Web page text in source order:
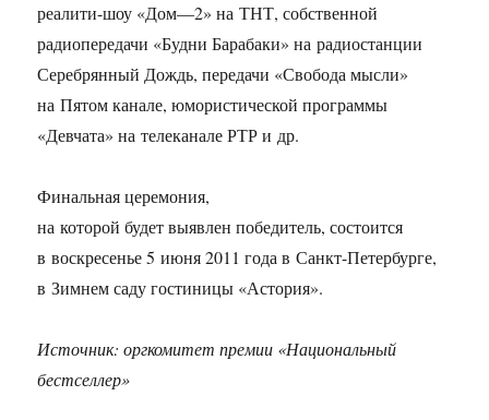
реалити-шоу «Дом—2» на ТНТ, собственной
радиопередачи «Будни Барабаки» на радиостанции
Серебрянный Дождь, передачи «Свобода мысли»
на Пятом канале, юмористической программы
«Девчата» на телеканале РТР и др.
Финальная церемония,
на которой будет выявлен победитель, состоится
в воскресенье 5 июня 2011 года в Санкт-Петербурге,
в Зимнем саду гостиницы «Астория».
Источник: оргкомитет премии «Национальный
бестселлер»